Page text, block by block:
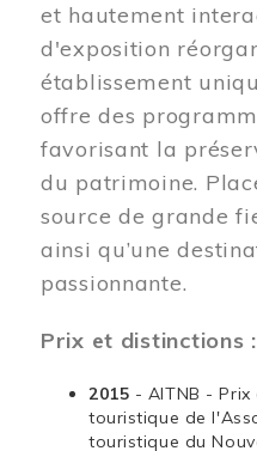
et hautement
d'exposition
établissement
offre des
favorisant la
du patrimoine.
source de grande
ainsi qu’une
passionnante.
Prix et distinctions :
2015 - AITNB -
touristique de
touristique du